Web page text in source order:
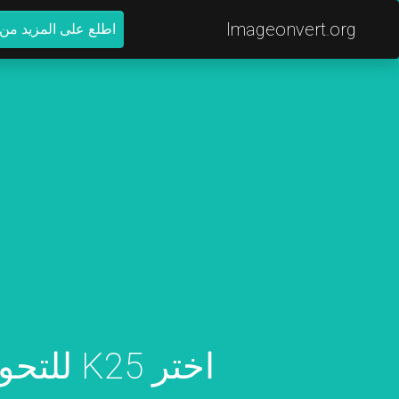
Imageonvert.org اطلع على المزيد من
اختر K25 للتحويل إلى ART